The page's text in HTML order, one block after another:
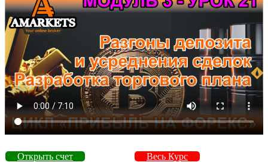
Открыть счет Весь Курс